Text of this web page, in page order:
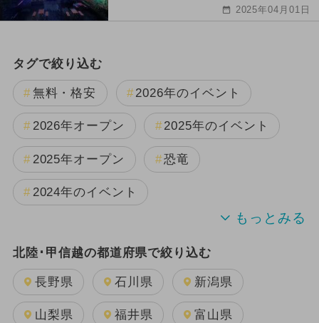
2025年04月01日
タグで絞り込む
無料・格安 2026年のイベント
2026年オープン 2025年のイベント
2025年オープン 恐竜
2024年のイベント
夏休み 日帰り
2025年8月のイベント
GW(ゴールデンウィーク)
北陸･甲信越の都道府県で絞り込む
長野県 石川県 新潟県
山梨県 福井県 富山県